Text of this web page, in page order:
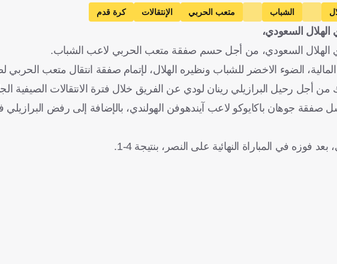
الشباب متعب الحربي الإنتقالات كرة قدم
السعودي،
الهلال السعودي، من أجل حسم صفقة متعب الحربي لاعب الشباب.
الضوء الاخضر للشباب ونظيره الهلال، لإتمام صفقة انتقال متعب الحربي
رحيل البرازيلي رينان لودي عن الفريق خلال فترة الانتقالات الصيفية
جوهان باكايوكو لاعب آيندهوفن الهولندي، بالإضافة إلى رفض البرازيلي
في المباراة النهائية على النصر، بنتيجة 4-1.